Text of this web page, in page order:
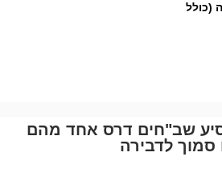
(כולל
שב"חים דרס אחד מהם
סמוך לדבירה